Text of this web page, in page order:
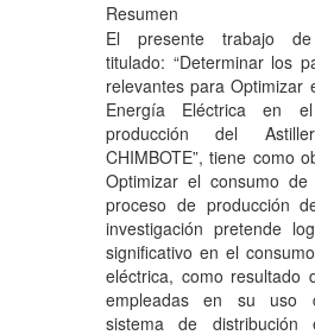
Resumen
El presente trabajo de
titulado: “Determinar los
relevantes para Optimizar
Energía Eléctrica en
producción del
CHIMBOTE”, tiene como
Optimizar el consumo
proceso de producción
investigación pretende
significativo en el
eléctrica, como resultado
empleadas en su uso
sistema de